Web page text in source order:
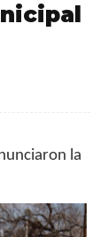
la